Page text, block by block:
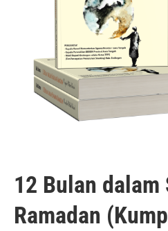
12 Bulan dalam
Ramadan